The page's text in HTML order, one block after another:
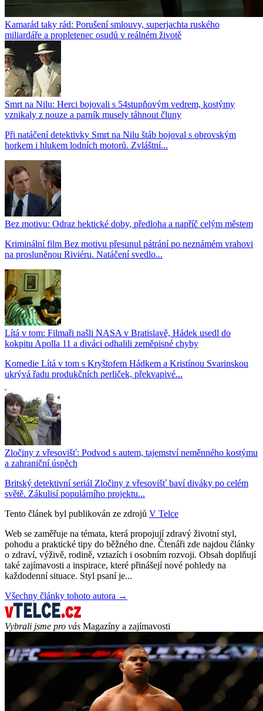
Kamarád taky rád: Porušení smlouvy, superjachta ruského
miliardáře a propletenec osudů v reálném životě
Smrt na Nilu: Herci bojovali s 54stupňovým vedrem, kostýmy
vznikaly z nouze a parník musely táhnout čluny
Při natáčení detektivky Smrt na Nilu štáb bojoval s obrovským
horkem i hlukem lodních motorů. Zvláštní...
Bez motivu: Odraz hektické doby, předloha a napříč celým městem
Kriminální film Bez motivu přesunul pátrání po neznámém vrahovi
na prosluněnou Riviéru. Natáčení svedlo...
Lítá v tom: Filmaři našli NASA v Bratislavě, Hádek usedl do
kokpitu Apolla 11 a diváci odhalili zeměpisné chyby
Komedie Lítá v tom s Kryštofem Hádkem a Kristínou Svarinskou
ukrývá řadu produkčních perliček, překvapivé...
Zločiny z vřesovišť: Podvod s autem, tajemství neměnného kostýmu
a zahraniční úspěch
Britský detektivní seriál Zločiny z vřesovišť baví diváky po celém
světě. Zákulisí populárního projektu...
Tento článek byl publikován ze zdrojů V Telce
Web se zaměřuje na témata, která propojují zdravý životní styl,
pohodu a praktické tipy do běžného dne. Čtenáři zde najdou články
o zdraví, výživě, rodině, vztazích i osobním rozvoji. Obsah doplňují
také zajímavosti a inspirace, které přinášejí nové pohledy na
každodenní situace. Styl psaní je...
Všechny články tohoto autora →
Vybrali jsme pro vás Magazíny a zajímavosti